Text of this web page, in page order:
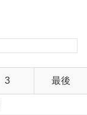
3 最後